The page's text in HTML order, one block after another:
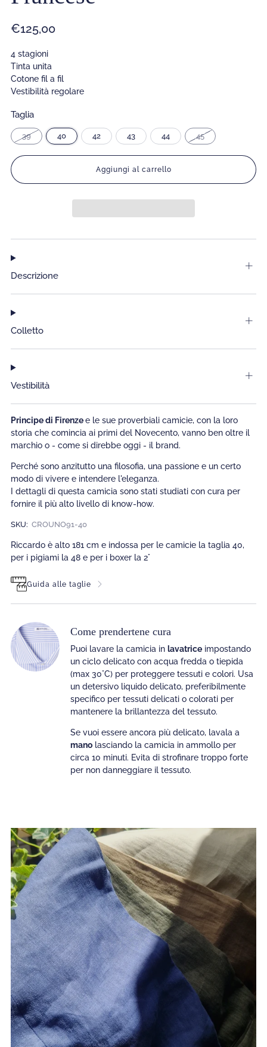
Prezzo
listino
€125,00
4 stagioni
Tinta unita
Cotone fil a fil
Vestibilità regolare
Taglia
39 40 42 43 44 45
Aggiungi al carrello
Descrizione
Colletto
Vestibilità
Principe di Firenzee le sue proverbiali camicie, con la loro
storia che comincia ai primi del Novecento, vanno ben oltre il
marchio o - come si direbbe oggi - il brand.
Perché sono anzitutto una filosofia, una passione e un certo
modo di vivere e intendere l'eleganza.
I dettagli di questa camicia sono stati studiati con cura per
fornire il più alto livello di know-how.
SKU: CROUNO91-40
Riccardo è alto 181 cm e indossa per le camicie la taglia 40,
per i pigiami la 48 e per i boxer la 2°
Guida alle taglie
Come prendertene cura
Puoi lavare la camicia inlavatrice impostando
un ciclo delicato con acqua fredda o tiepida
(max 30°C) per proteggere tessuti e colori. Usa
un detersivo liquido delicato, preferibilmente
specifico per tessuti delicati o colorati per
mantenere la brillantezza del tessuto.
Se vuoi essere ancora più delicato, lavala a
mano lasciando la camicia in ammollo per
circa 10 minuti. Evita di strofinare troppo forte
per non danneggiare il tessuto.